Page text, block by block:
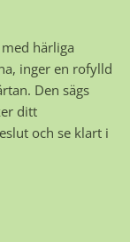
härliga
inger en rofylld
Den sägs
ditt
och se klart i